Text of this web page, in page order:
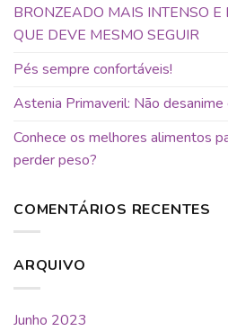
BRONZEADO MAIS INTENSO
QUE DEVE MESMO SEGUIR
Pés sempre confortáveis!
Astenia Primaveril: Não desanime
Conhece os melhores alimentos
perder peso?
COMENTÁRIOS RECENTES
ARQUIVO
Junho 2023